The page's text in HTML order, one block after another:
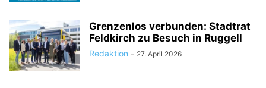
Grenzenlos verbunden: Stadtrat
Feldkirch zu Besuch in Ruggell
Redaktion - 27. April 2026